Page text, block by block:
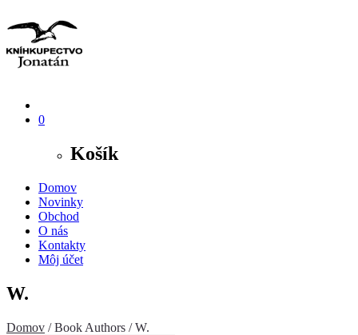
0
Košík
Domov
Novinky
Obchod
O nás
Kontakty
Môj účet
W.
Domov / Book Authors / W.